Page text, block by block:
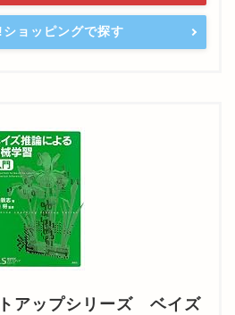
ョッピングで探す
アップシリーズ ベイズ